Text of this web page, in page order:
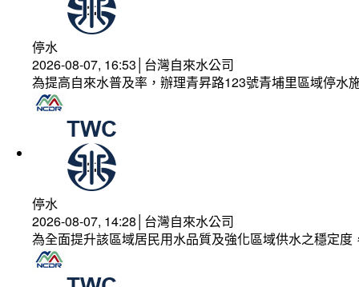
停水
2026-08-07, 16:53│台灣自來水公司
為提高自來水普及率，辦理青昇路123號青埔里區域停水
停水
2026-08-07, 14:28│台灣自來水公司
為全面提升該區域居民用水品質及強化區域供水之穩定